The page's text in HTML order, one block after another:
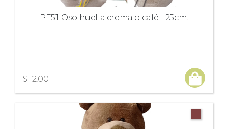
PE51-Oso huella crema o café - 25cm.
$ 12,00